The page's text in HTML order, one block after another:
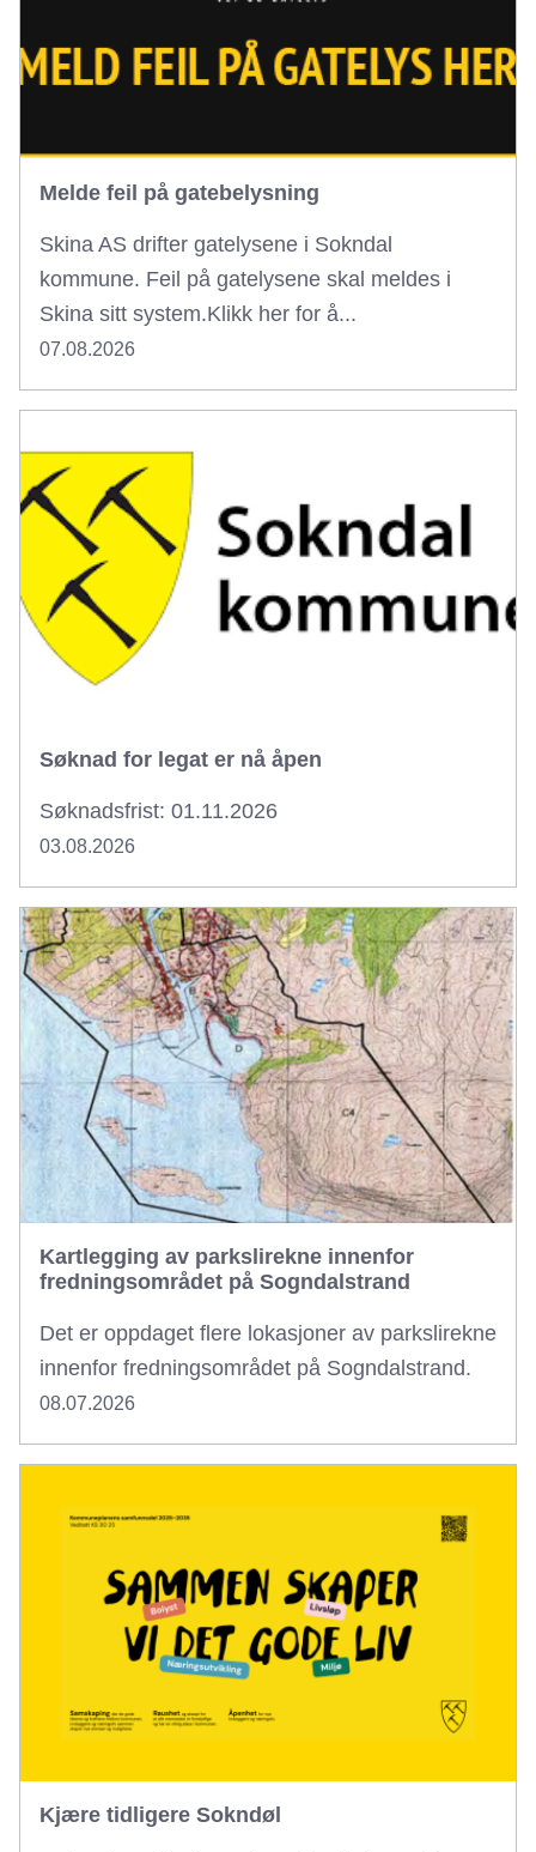
07.08.2026
Melde feil på gatebelysning
Skina AS drifter gatelysene i Sokndal
kommune. Feil på gatelysene skal meldes i
Skina sitt system.Klikk her for å...
03.08.2026
Søknad for legat er nå åpen
Søknadsfrist: 01.11.2026
08.07.2026
Kartlegging av parkslirekne innenfor
fredningsområdet på Sogndalstrand
Det er oppdaget flere lokasjoner av parkslirekne
innenfor fredningsområdet på Sogndalstrand.
Kjære tidligere Sokndøl